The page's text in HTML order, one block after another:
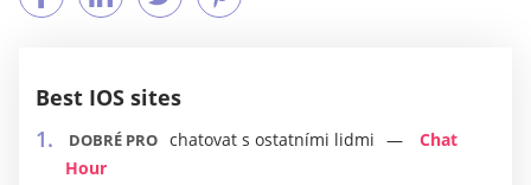
Best IOS sites
DOBRÉ PRO chatovat s ostatními lidmi
Chat
Hour